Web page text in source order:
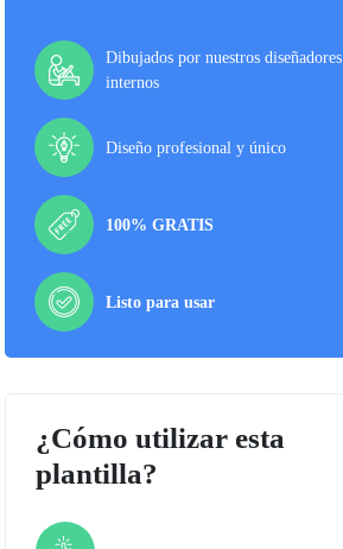
Dibujados por nuestros diseñadores
internos
Diseño profesional y único
100% GRATIS
Listo para usar
¿Cómo utilizar esta
plantilla?